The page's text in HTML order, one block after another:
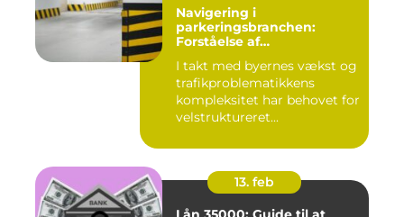
Navigering i
parkeringsbranchen:
Forståelse af
I takt med byernes vækst og
trafikproblematikkens
kompleksitet har behovet for
velstruktureret...
13. feb